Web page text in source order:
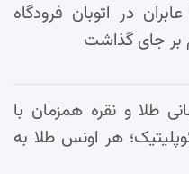
در اتوبان فرودگاه
طلا و نقره همزمان با
هر اونس طلا به